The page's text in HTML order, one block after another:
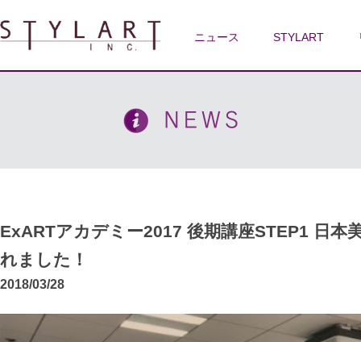
ニュース STYLART
ExARTアカデミー2017 後期講座STEP1 日本
れました！
2018/03/28